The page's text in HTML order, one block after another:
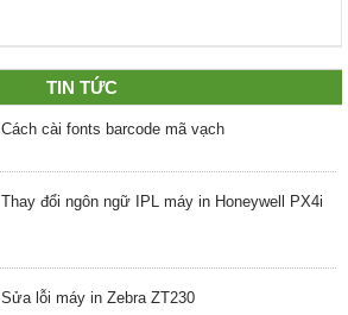
TIN TỨC
Cách cài fonts barcode mã vạch
Thay đổi ngôn ngữ IPL máy in Honeywell PX4i
Sửa lỗi máy in Zebra ZT230